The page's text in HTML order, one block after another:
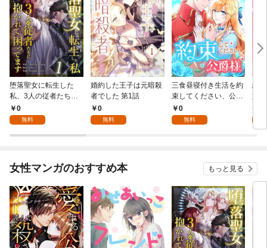
堕落聖女に転生した
私、3人の従者たちに
抱かれて困ってます 第
1話
0
無料
婚約した王子は元暗殺
者でした 第1話
0
無料
三食昼寝付き生活を約
束してください、公爵
様 1話
0
無料
絶
嬢
行
女性マンガのおすすめ本 もっと見る